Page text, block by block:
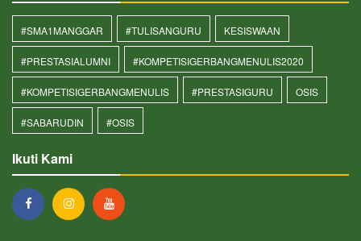
#SMA1MANGGAR #TULISANGURU KESISWAAN
#PRESTASIALUMNI #KOMPETISIGERBANGMENULIS2020
#KOMPETISIGERBANGMENULIS #PRESTASIGURU OSIS
#SABARUDIN #OSIS
Ikuti Kami